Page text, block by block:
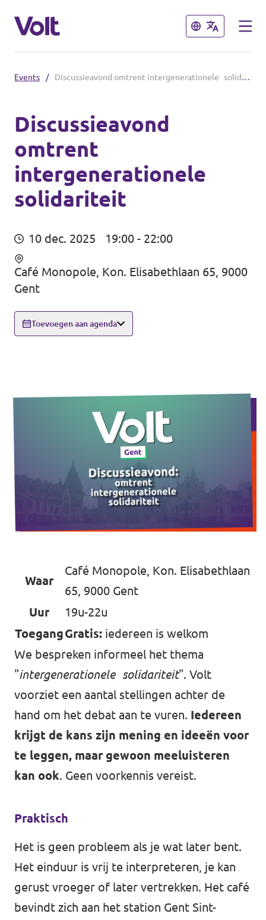
Sluiten
Volt België
Volt België
Volt Oost-Vlaanderen
Sluiten
Standpunten
Over Volt
Agenda
Doneer
Events / Discussieavond omtrent intergenerationele solidariteit
Discussieavond
omtrent
intergenerationele
solidariteit
10 dec. 2025 19:00 - 22:00
Café Monopole, Kon. Elisabethlaan 65, 9000
Gent
Toevoegen aan agenda
Waar
Café Monopole, Kon. Elisabethlaan
65, 9000 Gent
Uur
19u-22u
ToegangGratis: iedereen is welkom
We bespreken informeel het thema
"intergenerationele solidariteit". Volt
voorziet een aantal stellingen achter de
hand om het debat aan te vuren. Iedereen
krijgt de kans zijn mening en ideeën voor
te leggen, maar gewoon meeluisteren
kan ook. Geen voorkennis vereist.
Praktisch
Het is geen probleem als je wat later bent.
Het einduur is vrij te interpreteren, je kan
gerust vroeger of later vertrekken. Het café
bevindt zich aan het station Gent Sint-